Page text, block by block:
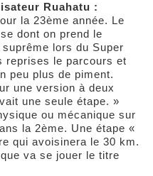
Ruahatu :
la 23ème année. Le
dont on prend le
lors du Super
reprises le parcours et
peu plus de piment.
une version à deux
une seule étape. »
ou mécanique sur
la 2ème. Une étape «
qui avoisinera le 30 km.
va se jouer le titre